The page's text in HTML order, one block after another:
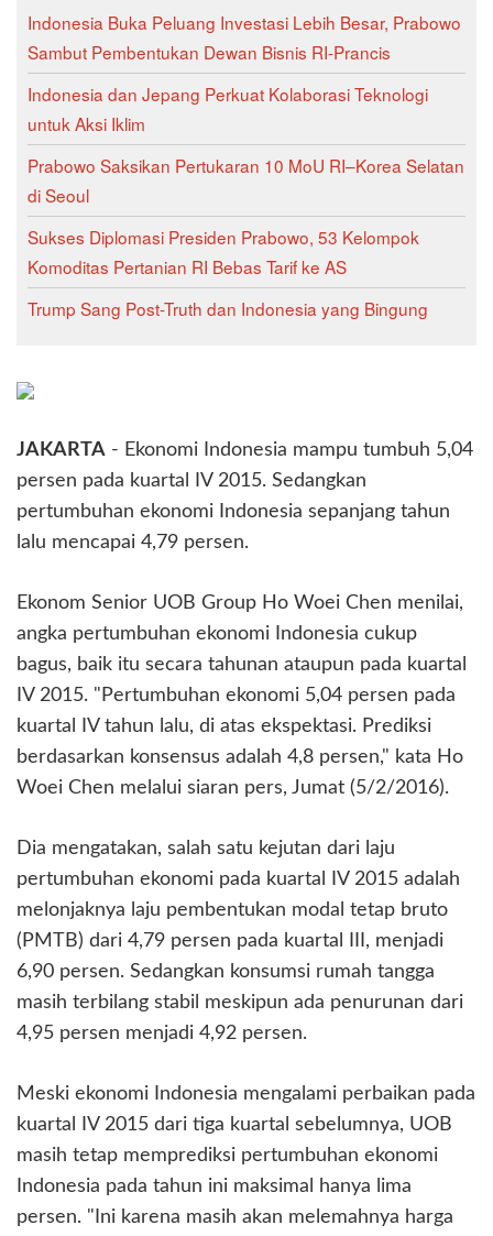
Indonesia Buka Peluang Investasi Lebih Besar, Prabowo
Sambut Pembentukan Dewan Bisnis RI-Prancis
Indonesia dan Jepang Perkuat Kolaborasi Teknologi
untuk Aksi Iklim
Prabowo Saksikan Pertukaran 10 MoU RI–Korea Selatan
di Seoul
Sukses Diplomasi Presiden Prabowo, 53 Kelompok
Komoditas Pertanian RI Bebas Tarif ke AS
Trump Sang Post-Truth dan Indonesia yang Bingung
JAKARTA - Ekonomi Indonesia mampu tumbuh 5,04
persen pada kuartal IV 2015. Sedangkan
pertumbuhan ekonomi Indonesia sepanjang tahun
lalu mencapai 4,79 persen.
Ekonom Senior UOB Group Ho Woei Chen menilai,
angka pertumbuhan ekonomi Indonesia cukup
bagus, baik itu secara tahunan ataupun pada kuartal
IV 2015. "Pertumbuhan ekonomi 5,04 persen pada
kuartal IV tahun lalu, di atas ekspektasi. Prediksi
berdasarkan konsensus adalah 4,8 persen," kata Ho
Woei Chen melalui siaran pers, Jumat (5/2/2016).
Dia mengatakan, salah satu kejutan dari laju
pertumbuhan ekonomi pada kuartal IV 2015 adalah
melonjaknya laju pembentukan modal tetap bruto
(PMTB) dari 4,79 persen pada kuartal III, menjadi
6,90 persen. Sedangkan konsumsi rumah tangga
masih terbilang stabil meskipun ada penurunan dari
4,95 persen menjadi 4,92 persen.
Meski ekonomi Indonesia mengalami perbaikan pada
kuartal IV 2015 dari tiga kuartal sebelumnya, UOB
masih tetap memprediksi pertumbuhan ekonomi
Indonesia pada tahun ini maksimal hanya lima
persen. "Ini karena masih akan melemahnya harga